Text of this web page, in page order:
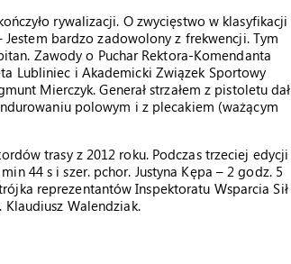
rywalizacji. O zwycięstwo w klasyfikacji
bardzo zadowolony z frekwencji. Tym
Zawody o Puchar Rektora-Komendanta
Lubliniec i Akademicki Związek Sportowy
Mierczyk. Generał strzałem z pistoletu dał
polowym i z plecakiem (ważącym
trasy z 2012 roku. Podczas trzeciej edycji
44 s i szer. pchor. Justyna Kępa – 2 godz. 5
reprezentantów Inspektoratu Wsparcia Sił
Klaudiusz Walendziak.